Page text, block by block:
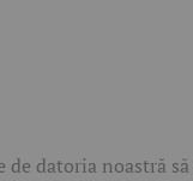
de datoria noastră